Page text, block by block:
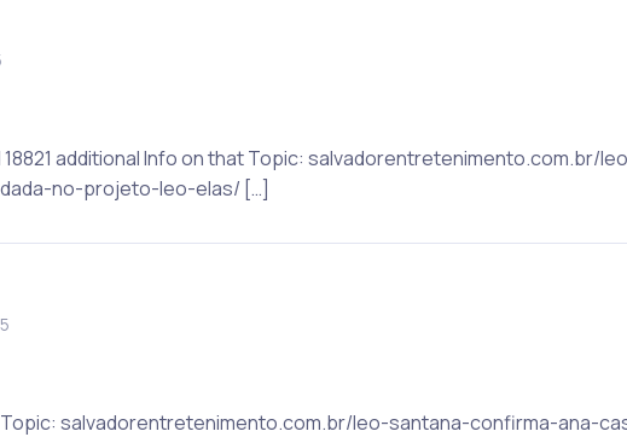
18821 additional Info on that Topic: salvadorentretenimento.com.br/
no-projeto-leo-elas/ […]
Topic: salvadorentretenimento.com.br/leo-santana-confirma-ana-